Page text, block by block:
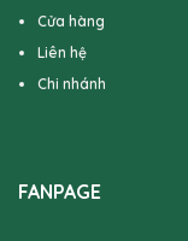
Cửa hàng
Liên hệ
Chi nhánh
FANPAGE